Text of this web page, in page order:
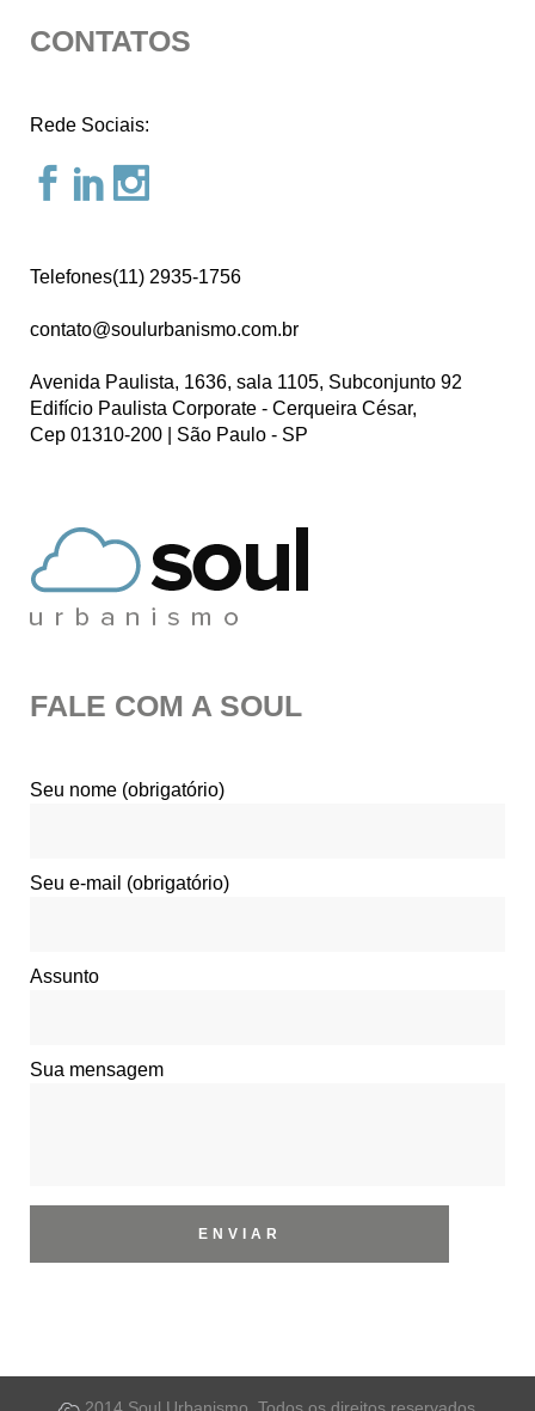
CONTATOS
Rede Sociais:
Telefones(11) 2935-1756
contato@soulurbanismo.com.br
Avenida Paulista, 1636, sala 1105, Subconjunto 92
Edifício Paulista Corporate - Cerqueira César,
Cep 01310-200 | São Paulo - SP
FALE COM A SOUL
Seu nome (obrigatório)
Seu e-mail (obrigatório)
Assunto
Sua mensagem